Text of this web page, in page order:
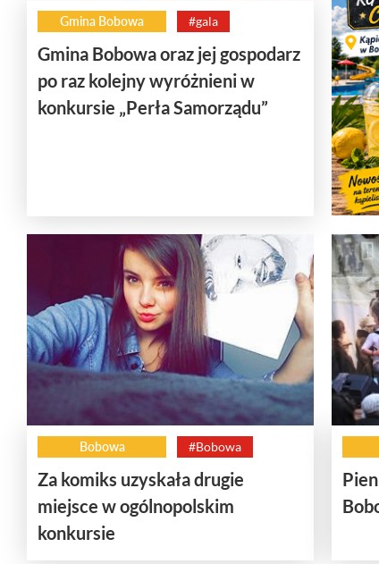
Gmina Bobowa #gala
Gmina Bobowa oraz jej gospodarz
po raz kolejny wyróżnieni w
konkursie „Perła Samorządu”
Bobowa #Bobowa
Za komiks uzyskała drugie
miejsce w ogólnopolskim
konkursie